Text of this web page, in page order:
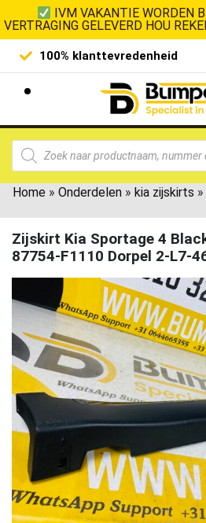
IVM VAKANTIE WORDEN
VERTRAGING GELEVERD HOU
100% klanttevredenheid
Home » Onderdelen » kia zijskirts »
Zijskirt Kia Sportage 4
87754-F1110 Dorpel 2-L7-